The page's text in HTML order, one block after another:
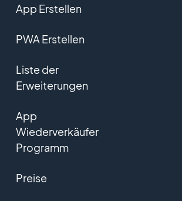
App Erstellen
PWA Erstellen
Liste der
Erweiterungen
App
Wiederverkäufer
Programm
Preise